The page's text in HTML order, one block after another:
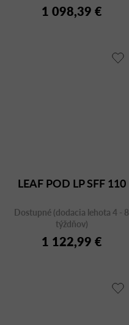
1 098,39 €
LEAF POD LP SFF 110
Dostupné (dodacia lehota 4 - 8
týždňov)
1 122,99 €